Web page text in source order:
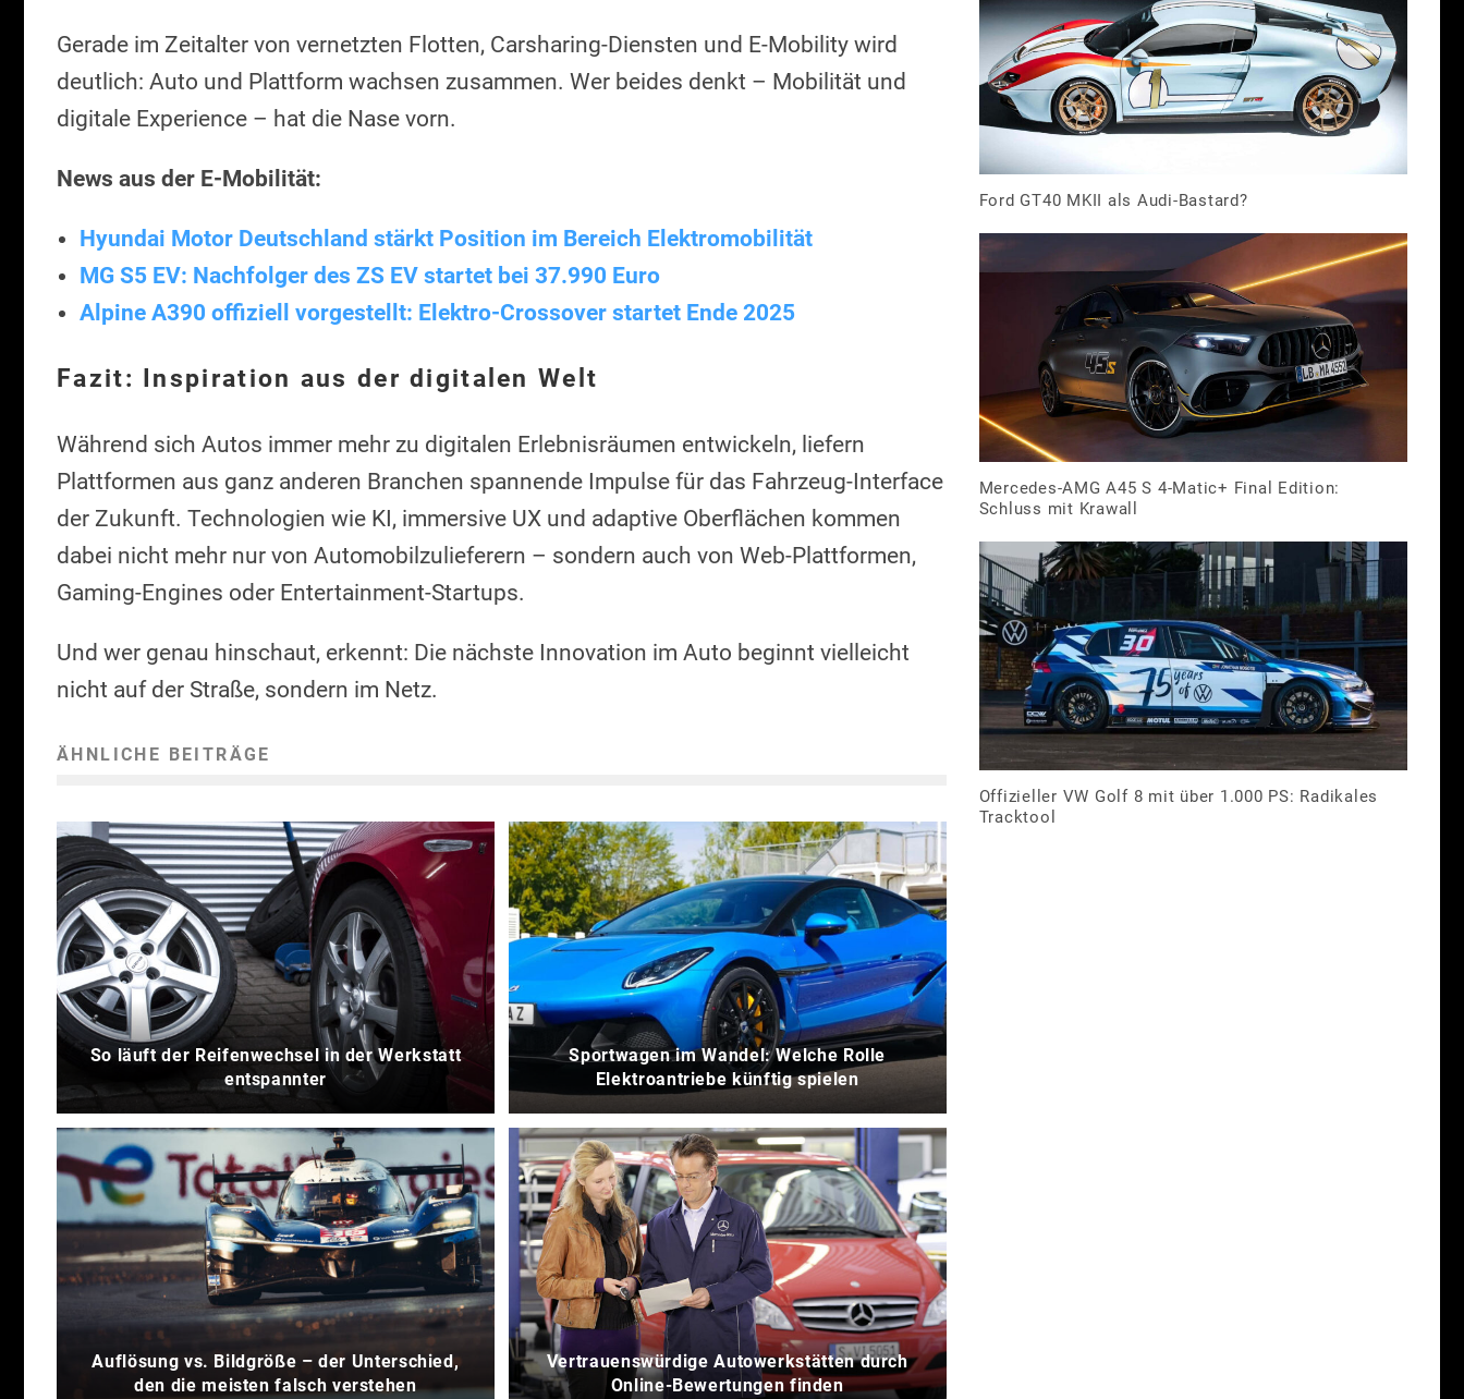
Gerade im Zeitalter von vernetzten Flotten, Carsharing-Diensten und E-Mobility wird
deutlich: Auto und Plattform wachsen zusammen. Wer beides denkt – Mobilität und
digitale Experience – hat die Nase vorn.
News aus der E-Mobilität:
Hyundai Motor Deutschland stärkt Position im Bereich Elektromobilität
MG S5 EV: Nachfolger des ZS EV startet bei 37.990 Euro
Alpine A390 offiziell vorgestellt: Elektro-Crossover startet Ende 2025
Fazit: Inspiration aus der digitalen Welt
Während sich Autos immer mehr zu digitalen Erlebnisräumen entwickeln, liefern
Plattformen aus ganz anderen Branchen spannende Impulse für das Fahrzeug-Interface
der Zukunft. Technologien wie KI, immersive UX und adaptive Oberflächen kommen
dabei nicht mehr nur von Automobilzulieferern – sondern auch von Web-Plattformen,
Gaming-Engines oder Entertainment-Startups.
Und wer genau hinschaut, erkennt: Die nächste Innovation im Auto beginnt vielleicht
nicht auf der Straße, sondern im Netz.
ÄHNLICHE BEITRÄGE
So läuft der Reifenwechsel in der Werkstatt
entspannter
Sportwagen im Wandel: Welche Rolle
Elektroantriebe künftig spielen
Auflösung vs. Bildgröße – der Unterschied,
den die meisten falsch verstehen
Vertrauenswürdige Autowerkstätten durch
Online-Bewertungen finden
Ford GT40 MKII als Audi-Bastard?
Mercedes-AMG A45 S 4-Matic+ Final Edition:
Schluss mit Krawall
Offizieller VW Golf 8 mit über 1.000 PS: Radikales
Tracktool